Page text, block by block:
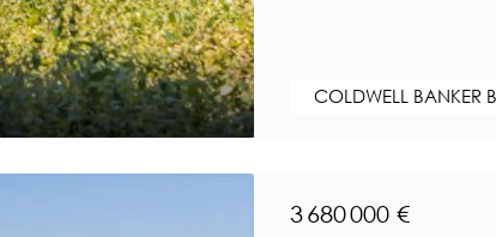
COLDWELL BANKER
3 680 000 €